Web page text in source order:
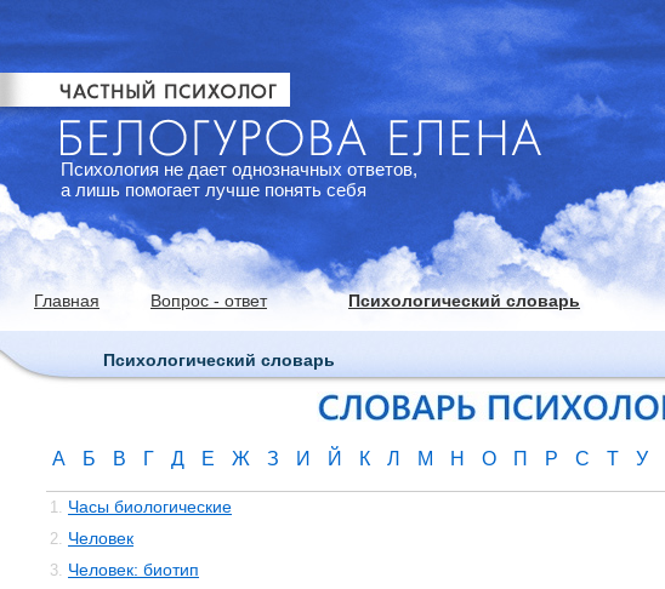
Психология не дает однозначных ответов,
а лишь помогает лучше понять себя
Главная Вопрос - ответ Психологический словарь
Психологический словарь
А Б В Г Д Е Ж З И Й К Л М Н О П Р С Т У
1. Часы биологические
2. Человек
3. Человек: биотип